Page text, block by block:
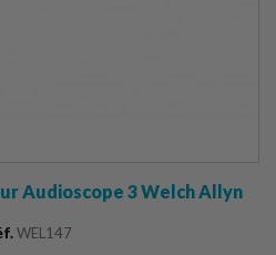
Audioscope 3 Welch Allyn
WEL147